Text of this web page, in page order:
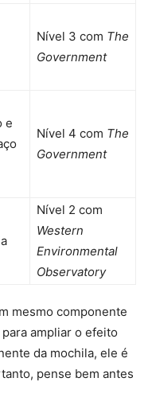
Nível 3 com The
Government
e
Nível 4 com The
Government
Nível 2 com
Western
Environmental
Observatory
mesmo componente
ampliar o efeito
da mochila, ele é
pense bem antes